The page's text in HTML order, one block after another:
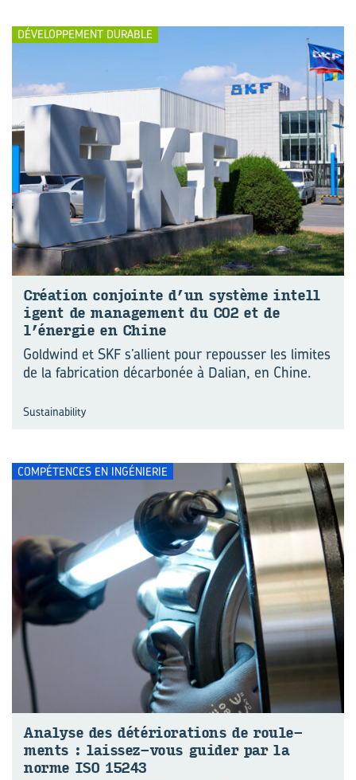
DÉVELOPPEMENT DURABLE
Créa­tion conjointe d’un sys­tème in­tel­l
i­gent de ma­na­ge­ment du CO2 et de
l’éner­gie en Chine
Goldwind et SKF s’allient pour repousser les limites
de la fabrication décarbonée à Dalian, en Chine.
Sustainability
COMPÉTENCES EN INGÉNIERIE
Ana­lyse des dé­té­rio­ra­tions de rou­le­
ments : laissez-​vous gui­der par la
norme ISO 15243